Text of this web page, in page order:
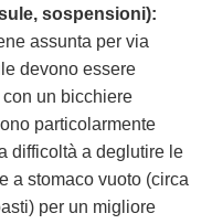
sospensioni):
assunta per via
devono essere
un bicchiere
particolarmente
difficoltà a deglutire le
a stomaco vuoto (circa
per un migliore